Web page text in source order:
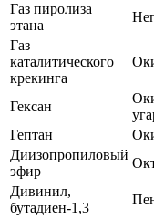
Газ пиролиза
этана
Газ
каталитического
крекинга
Гексан
Гептан
Диизопропиловый
эфир
Дивинил,
бутадиен-1,3